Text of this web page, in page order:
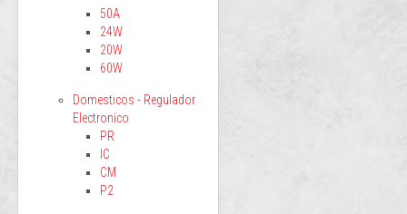
50A
24W
20W
60W
Domesticos - Regulador
Electronico
PR
IC
CM
P2